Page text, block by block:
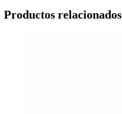
Productos relacionados